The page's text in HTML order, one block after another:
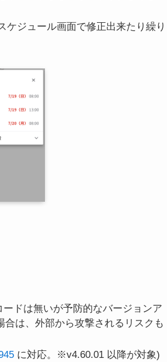
ケジュール画面で修正出来たり繰り
ドは無いが予防的なバージョンア
は、外部から攻撃されるリスクも
に対応。※v4.60.01 以降が対象)